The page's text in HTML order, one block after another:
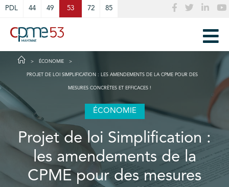
PDL 44 49 53 72 85
ÉCONOMIE
PROJET DE LOI SIMPLIFICATION : LES AMENDEMENTS DE LA CPME POUR DES
MESURES CONCRÈTES ET EFFICACES !
ÉCONOMIE
Projet de loi Simplification :
les amendements de la
CPME pour des mesures
Cookies management panel